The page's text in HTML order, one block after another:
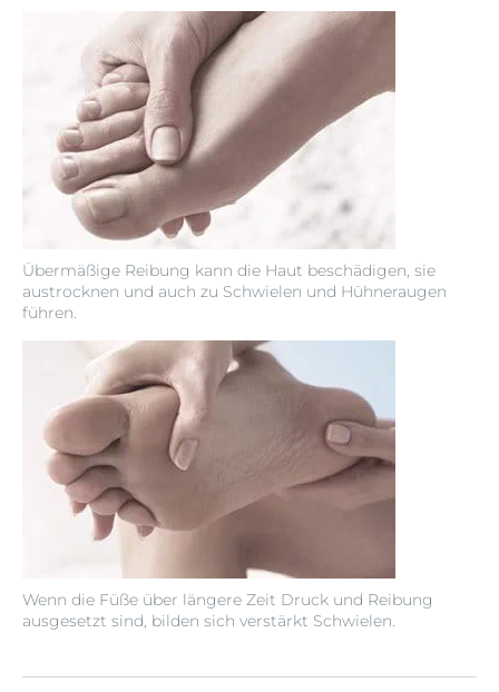
Übermäßige Reibung kann die Haut beschädigen, sie
austrocknen und auch zu Schwielen und Hühneraugen
führen.
Wenn die Füße über längere Zeit Druck und Reibung
ausgesetzt sind, bilden sich verstärkt Schwielen.